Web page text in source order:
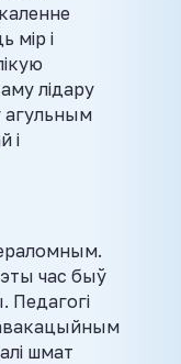
мір і
лідару
агульным
і
час быў
Педагогі
шмат